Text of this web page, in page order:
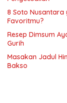
8 Soto Nusantara
Favoritmu?
Resep Dimsum
Gurih
Masakan Jadul
Bakso